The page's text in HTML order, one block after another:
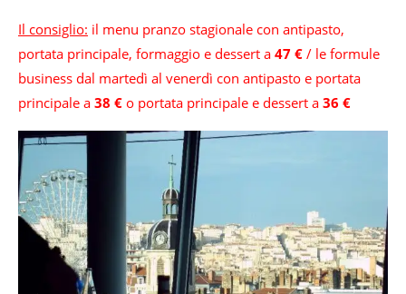
Il consiglio: il menu pranzo stagionale con antipasto,
portata principale, formaggio e dessert a 47 € / le formule
business dal martedì al venerdì con antipasto e portata
principale a 38 € o portata principale e dessert a 36 €